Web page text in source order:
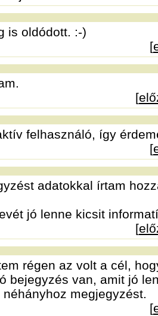
is oldódott. :-)
[
[
felhasználó, így
[
adatokkal írtam
jó lenne kicsit
[
régen az volt a cél,
bejegyzés van, amit jó
néhányhoz megjegyzést.
[